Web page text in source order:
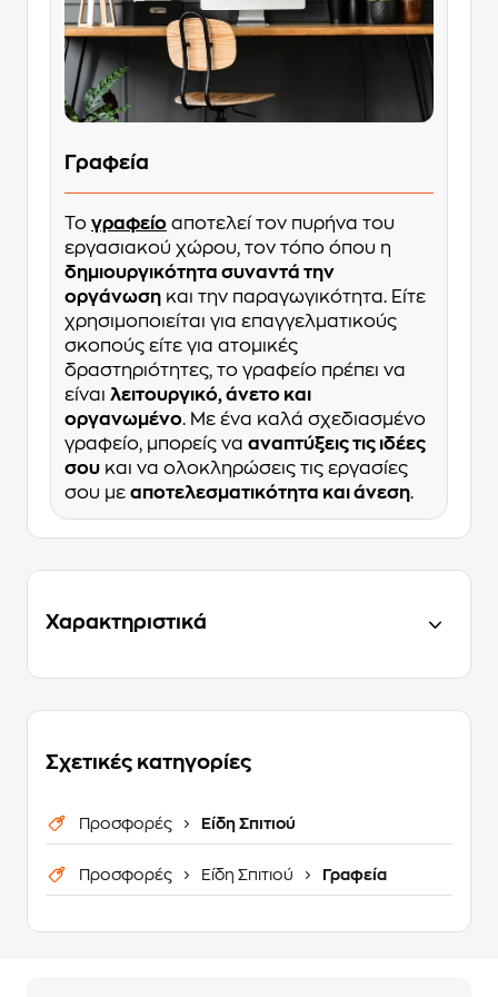
Γραφεία
Το γραφείο αποτελεί τον πυρήνα του
εργασιακού χώρου, τον τόπο όπου η
δημιουργικότητα συναντά την
οργάνωση και την παραγωγικότητα. Είτε
χρησιμοποιείται για επαγγελματικούς
σκοπούς είτε για ατομικές
δραστηριότητες, το γραφείο πρέπει να
είναι λειτουργικό, άνετο και
οργανωμένο. Με ένα καλά σχεδιασμένο
γραφείο, μπορείς να αναπτύξεις τις ιδέες
σου και να ολοκληρώσεις τις εργασίες
σου με αποτελεσματικότητα και άνεση.
Χαρακτηριστικά
Σχετικές κατηγορίες
Προσφορές Είδη Σπιτιού
Προσφορές Είδη Σπιτιού Γραφεία